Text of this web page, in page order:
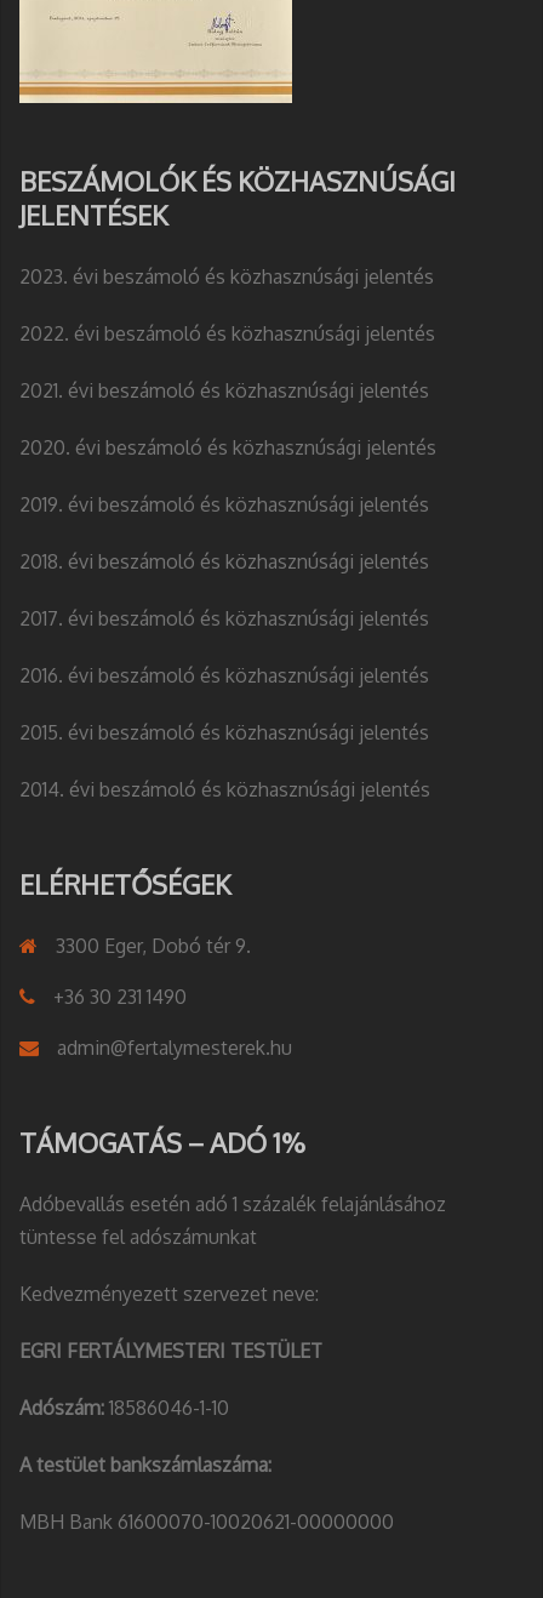
BESZÁMOLÓK ÉS KÖZHASZNÚSÁGI
JELENTÉSEK
2023. évi beszámoló és közhasznúsági jelentés
2022. évi beszámoló és közhasznúsági jelentés
2021. évi beszámoló és közhasznúsági jelentés
2020. évi beszámoló és közhasznúsági jelentés
2019. évi beszámoló és közhasznúsági jelentés
2018. évi beszámoló és közhasznúsági jelentés
2017. évi beszámoló és közhasznúsági jelentés
2016. évi beszámoló és közhasznúsági jelentés
2015. évi beszámoló és közhasznúsági jelentés
2014. évi beszámoló és közhasznúsági jelentés
ELÉRHETŐSÉGEK
3300 Eger, Dobó tér 9.
+36 30 231 1490
admin@fertalymesterek.hu
TÁMOGATÁS – ADÓ 1%
Adóbevallás esetén adó 1 százalék felajánlásához
tüntesse fel adószámunkat
Kedvezményezett szervezet neve:
EGRI FERTÁLYMESTERI TESTÜLET
Adószám: 18586046-1-10
A testület bankszámlaszáma:
MBH Bank 61600070-10020621-00000000